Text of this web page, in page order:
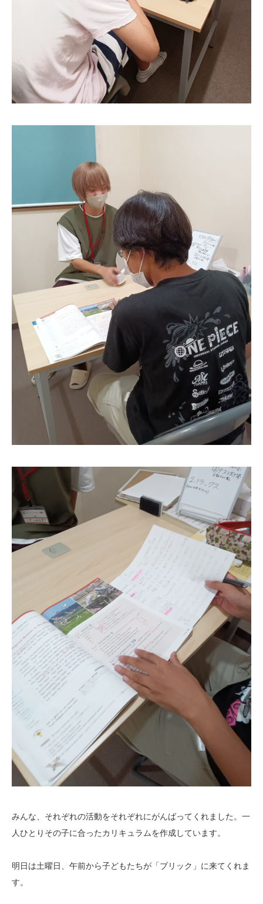
みんな、それぞれの活動をそれぞれにがんばってくれました。一
人ひとりその子に合ったカリキュラムを作成しています。
明日は土曜日、午前から子どもたちが「ブリック」に来てくれま
す。